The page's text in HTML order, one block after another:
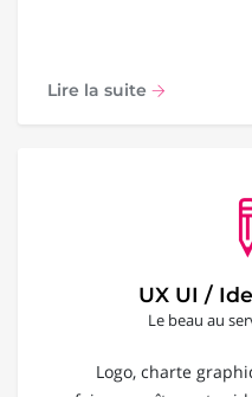
Lire la suite
UX UI /
Le beau au
Logo, charte